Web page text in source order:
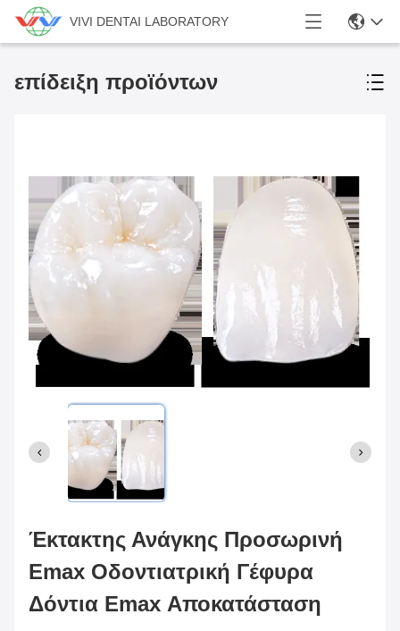
VIVI DENTAI LABORATORY
επίδειξη προϊόντων
Έκτακτης Ανάγκης Προσωρινή
Emax Οδοντιατρική Γέφυρα
Δόντια Emax Αποκατάσταση